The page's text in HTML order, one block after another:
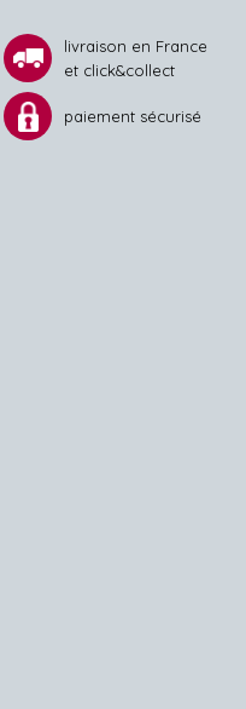
livraison en France
et click&collect
paiement sécurisé